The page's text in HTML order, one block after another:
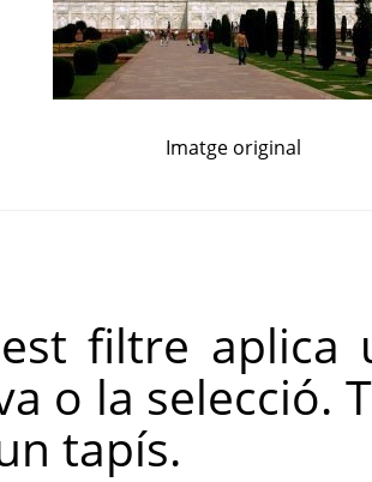
Imatge original
filtre aplica
o la selecció.
tapís.